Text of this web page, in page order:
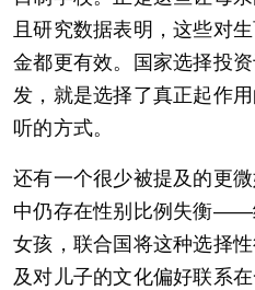
且研究数据表明，这些对
金都更有效。国家选择投
发，就是选择了真正起作
听的方式。
还有一个很少被提及的更
中仍存在性别比例失衡——
女孩，联合国将这种选择
及对儿子的文化偏好联系